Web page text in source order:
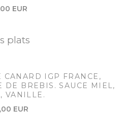
EUR
plats
CANARD IGP FRANCE,
DE BREBIS. SAUCE MIEL,
VANILLE.
EUR